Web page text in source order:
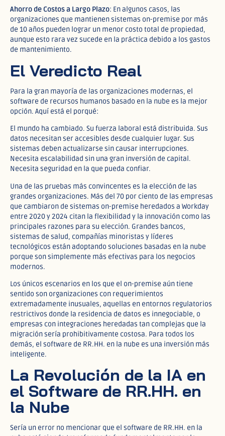
Ahorro de Costos a Largo Plazo: En algunos casos, las
organizaciones que mantienen sistemas on-premise por más
de 10 años pueden lograr un menor costo total de propiedad,
aunque esto rara vez sucede en la práctica debido a los gastos
de mantenimiento.​
El Veredicto Real
Para la gran mayoría de las organizaciones modernas, el
software de recursos humanos basado en la nube es la mejor
opción. Aquí está el porqué:
El mundo ha cambiado. Su fuerza laboral está distribuida. Sus
datos necesitan ser accesibles desde cualquier lugar. Sus
sistemas deben actualizarse sin causar interrupciones.
Necesita escalabilidad sin una gran inversión de capital.
Necesita seguridad en la que pueda confiar.​
Una de las pruebas más convincentes es la elección de las
grandes organizaciones. Más del 70 por ciento de las empresas
que cambiaron de sistemas on-premise heredados a Workday
entre 2020 y 2024 citan la flexibilidad y la innovación como las
principales razones para su elección. Grandes bancos,
sistemas de salud, compañías minoristas y líderes
tecnológicos están adoptando soluciones basadas en la nube
porque son simplemente más efectivas para los negocios
modernos.​
Los únicos escenarios en los que el on-premise aún tiene
sentido son organizaciones con requerimientos
extremadamente inusuales, aquellas en entornos regulatorios
restrictivos donde la residencia de datos es innegociable, o
empresas con integraciones heredadas tan complejas que la
migración sería prohibitivamente costosa. Para todos los
demás, el software de RR.HH. en la nube es una inversión más
inteligente.
La Revolución de la IA en
el Software de RR.HH. en
la Nube
Sería un error no mencionar que el software de RR.HH. en la